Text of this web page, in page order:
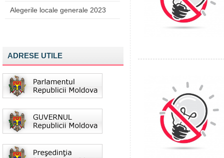
Alegerile locale generale 2023
ADRESE UTILE